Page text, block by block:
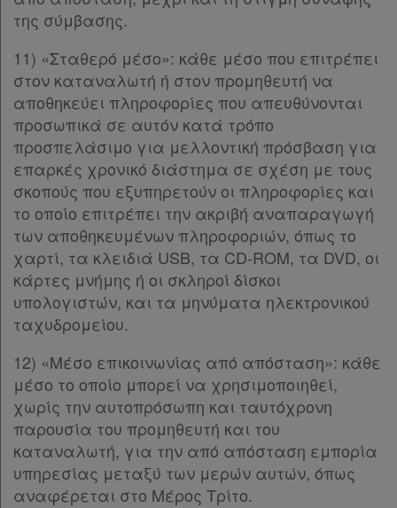
Παρ.3
Παρ.4
Παρ.5
Παρ.6
Άρθρο 5στ [-]
Παρ.1
Παρ.2
Παρ.3
Παρ.4
Παρ.5
Παρ.6
Παρ.7
Παρ.8
Άρθρο 5ζ
Άρθρο 5η
Άρθρο 5θ
Άρθρο 5ι [-]
Παρ.1
Παρ.2
Άρθρο 5ια
Άρθρο 5ιβ [-]
Παρ.1
Παρ.2
της σύμβασης.
11) «Σταθερό μέσο»: κάθε μέσο που επιτρέπει
στον καταναλωτή ή στον προμηθευτή να
αποθηκεύει πληροφορίες που απευθύνονται
προσωπικά σε αυτόν κατά τρόπο
προσπελάσιμο για μελλοντική πρόσβαση για
επαρκές χρονικό διάστημα σε σχέση με τους
σκοπούς που εξυπηρετούν οι πληροφορίες και
το οποίο επιτρέπει την ακριβή αναπαραγωγή
των αποθηκευμένων πληροφοριών, όπως το
χαρτί, τα κλειδιά USB, τα CD-ROM, τα DVD, οι
κάρτες μνήμης ή οι σκληροί δίσκοι
υπολογιστών, και τα μηνύματα ηλεκτρονικού
ταχυδρομείου.
12) «Μέσο επικοινωνίας από απόσταση»: κάθε
μέσο το οποίο μπορεί να χρησιμοποιηθεί,
χωρίς την αυτοπρόσωπη και ταυτόχρονη
παρουσία του προμηθευτή και του
καταναλωτή, για την από απόσταση εμπορία
υπηρεσίας μεταξύ των μερών αυτών, όπως
αναφέρεται στο Μέρος Τρίτο.